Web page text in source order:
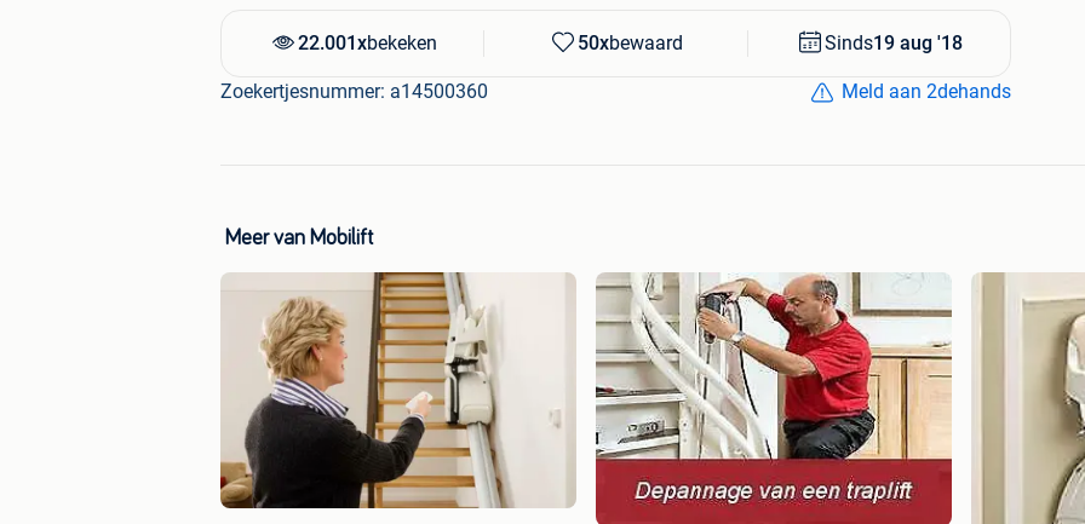
22.001xbekeken 50xbewaard Sinds19 aug '18
Zoekertjesnummer: a14500360 Meld aan 2dehands
Meer van Mobilift